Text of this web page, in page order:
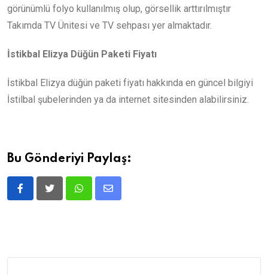
görünümlü folyo kullanılmış olup, görsellik arttırılmıştır
Takımda TV Ünitesi ve TV sehpası yer almaktadır.
İstikbal Elizya Düğün Paketi Fiyatı
İstikbal Elizya düğün paketi fiyatı hakkında en güncel bilgiyi
İstilbal şubelerinden ya da internet sitesinden alabilirsiniz.
Bu Gönderiyi Paylaş: